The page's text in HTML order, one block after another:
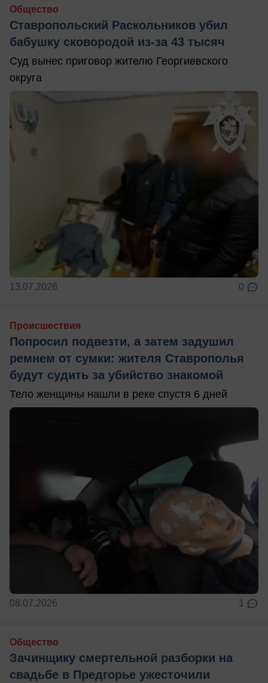
Общество
Ставропольский Раскольников убил
бабушку сковородой из-за 43 тысяч
Суд вынес приговор жителю Георгиевского
округа
13.07.2026 0
Происшествия
Попросил подвезти, а затем задушил
ремнем от сумки: жителя Ставрополья
будут судить за убийство знакомой
Тело женщины нашли в реке спустя 6 дней
08.07.2026 1
Общество
Зачинщику смертельной разборки на
свадьбе в Предгорье ужесточили